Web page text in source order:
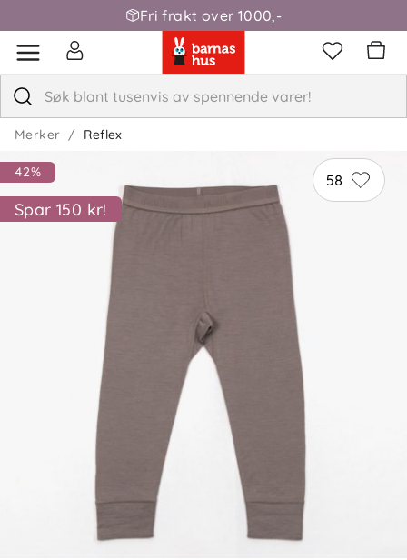
Fri frakt over 1000,-
Merker Reflex
58
42%
Spar 150 kr!